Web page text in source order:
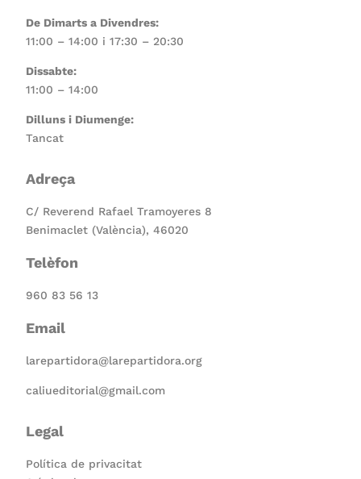
De Dimarts a Divendres:
11:00 – 14:00 i 17:30 – 20:30
Dissabte:
11:00 – 14:00
Dilluns i Diumenge:
Tancat
Adreça
C/ Reverend Rafael Tramoyeres 8
Benimaclet (València), 46020
Telèfon
960 83 56 13
Email
larepartidora@larepartidora.org
caliueditorial@gmail.com
Legal
Política de privacitat